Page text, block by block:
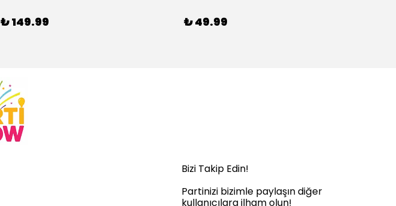
₺ 149.99 ₺ 49.99
Bizi Takip Edin!
Partinizi bizimle paylaşın diğer
kullanıcılara ilham olun!